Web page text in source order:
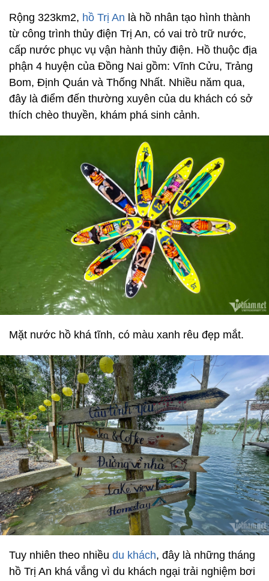
Rộng 323km2, hồ Trị An là hồ nhân tạo hình thành
từ công trình thủy điện Trị An, có vai trò trữ nước,
cấp nước phục vụ vận hành thủy điện. Hồ thuộc địa
phận 4 huyện của Đồng Nai gồm: Vĩnh Cửu, Trảng
Bom, Định Quán và Thống Nhất. Nhiều năm qua,
đây là điểm đến thường xuyên của du khách có sở
thích chèo thuyền, khám phá sinh cảnh.
Mặt nước hồ khá tĩnh, có màu xanh rêu đẹp mắt.
Tuy nhiên theo nhiều du khách, đây là những tháng
hồ Trị An khá vắng vì du khách ngại trải nghiệm bơi